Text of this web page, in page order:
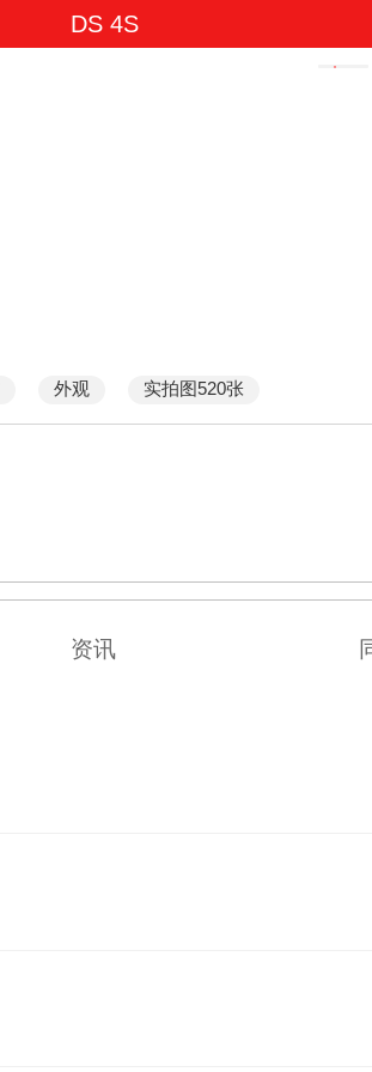
DS 4S
外观 实拍图520张
资讯